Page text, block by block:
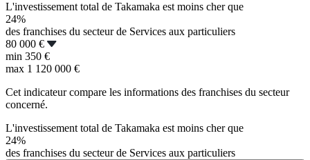
L'investissement total de Takamaka est moins cher que
24%
des franchises du secteur de Services aux particuliers
80 000 €
min 350 €
max 1 120 000 €
Cet indicateur compare les informations des franchises du secteur
concerné.
L'investissement total de Takamaka est moins cher que
24%
des franchises du secteur de Services aux particuliers